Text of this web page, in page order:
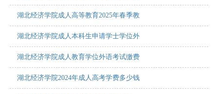
湖北经济学院成人高等教育2025年春季教
湖北经济学院成人本科生申请学士学位外
湖北经济学院成人教育学位外语考试缴费
湖北经济学院2024年成人高考学费多少钱